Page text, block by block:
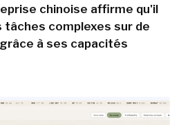
chinoise affirme qu'il
complexes sur de
à ses capacités